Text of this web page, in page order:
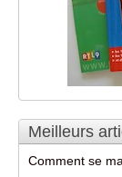
Meilleurs
Comment se